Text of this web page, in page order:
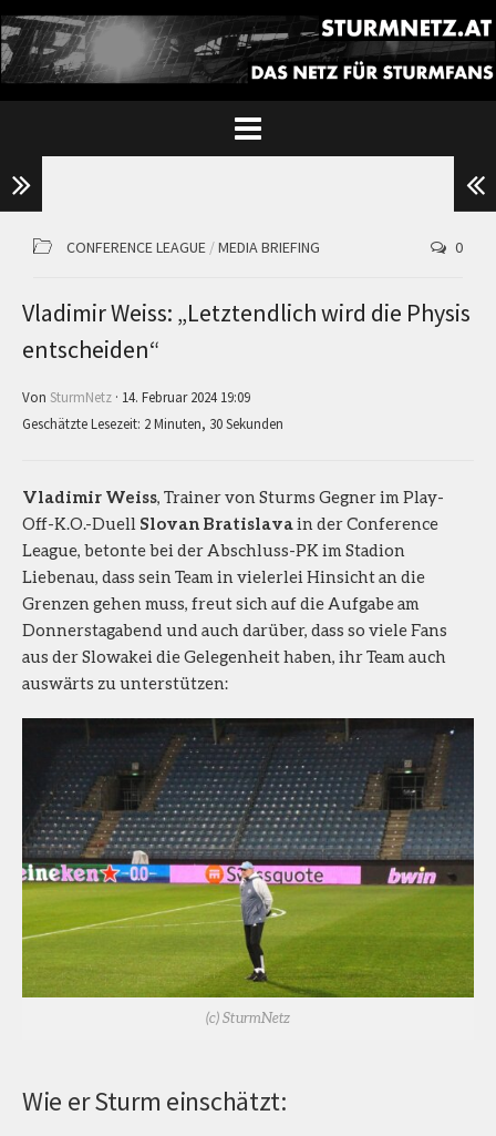
CONFERENCE LEAGUE /MEDIA BRIEFING 0
Vladimir Weiss: „Letztendlich wird die Physis
entscheiden“
Von SturmNetz · 14. Februar 2024 19:09
Geschätzte Lesezeit: 2 Minuten, 30 Sekunden
Vladimir Weiss, Trainer von Sturms Gegner im Play-
Off-K.O.-Duell Slovan Bratislavain der Conference
League, betonte bei der Abschluss-PK im Stadion
Liebenau, dass sein Team in vielerlei Hinsicht an die
Grenzen gehen muss, freut sich auf die Aufgabe am
Donnerstagabend und auch darüber, dass so viele Fans
aus der Slowakei die Gelegenheit haben, ihr Team auch
auswärts zu unterstützen:
(c) SturmNetz
Wie er Sturm einschätzt: